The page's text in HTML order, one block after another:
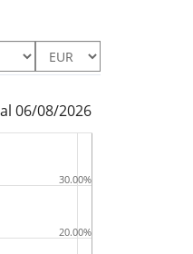
al 06/08/2026
20.00%
30.00%